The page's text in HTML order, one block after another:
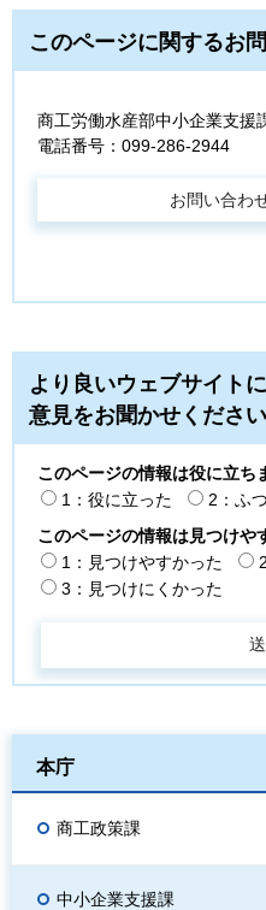
このページに関するお
商工労働水産部中小企業支援
電話番号：099-286-2944
より良いウェブサイト
意見をお聞かせください
このページの情報は役に立ち
1：役に立った
2：ふ
このページの情報は見つけや
1：見つけやすかった
3：見つけにくかった
本庁
商工政策課
中小企業支援課